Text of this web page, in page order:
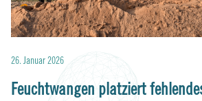
26. Januar 2026
Feuchtwangen platziert